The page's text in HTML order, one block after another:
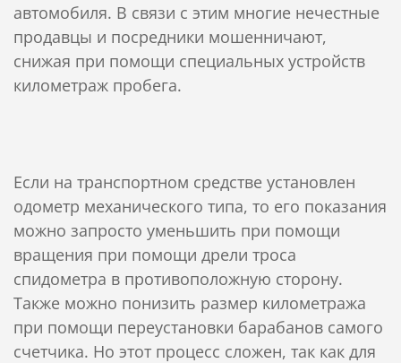
автомобиля. В связи с этим многие нечестные
продавцы и посредники мошенничают,
снижая при помощи специальных устройств
километраж пробега.
Если на транспортном средстве установлен
одометр механического типа, то его показания
можно запросто уменьшить при помощи
вращения при помощи дрели троса
спидометра в противоположную сторону.
Также можно понизить размер километража
при помощи переустановки барабанов самого
счетчика. Но этот процесс сложен, так как для